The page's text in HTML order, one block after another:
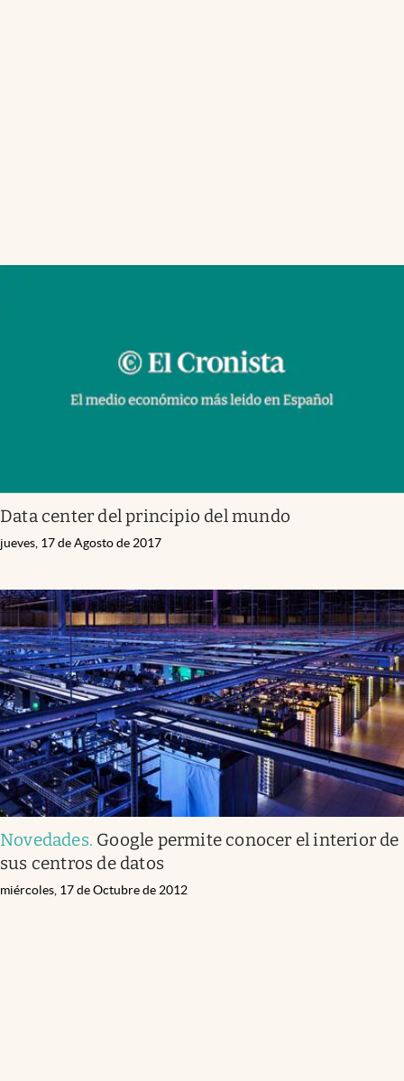
Data center del principio del mundo
jueves, 17 de Agosto de 2017
Novedades. Google permite conocer el interior de
sus centros de datos
miércoles, 17 de Octubre de 2012